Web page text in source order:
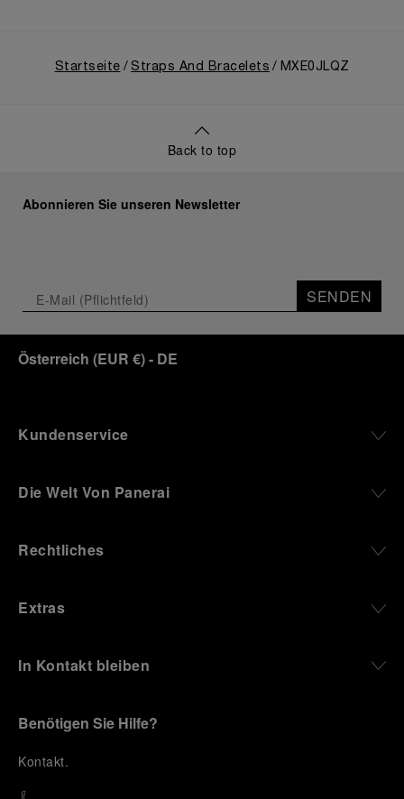
Startseite Straps And Bracelets MXE0JLQZ
Back to top
Abonnieren Sie unseren Newsletter
SENDEN
Österreich (EUR €)- DE
Kundenservice
Die Welt Von Panerai
Rechtliches
Extras
In Kontakt bleiben
Benötigen Sie Hilfe?
Kontakt.